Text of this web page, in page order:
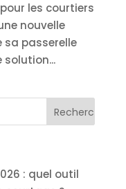
les courtiers
nouvelle
sa passerelle
: quel outil